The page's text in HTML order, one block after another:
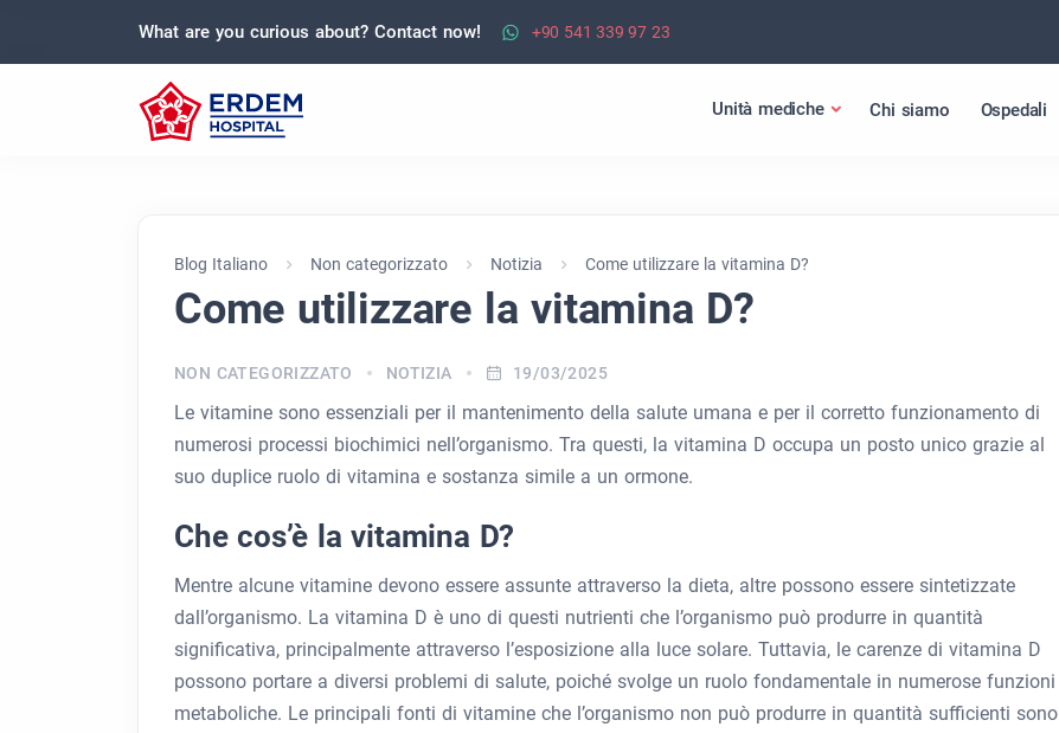
What are you curious about? Contact now! +90 541 339 97 23
Unità mediche Chi siamo Ospedali
Blog Italiano Non categorizzato Notizia Come utilizzare la vitamina D?
Come utilizzare la vitamina D?
NON CATEGORIZZATO NOTIZIA 19/03/2025
Le vitamine sono essenziali per il mantenimento della salute umana e per il corretto funzionamento di
numerosi processi biochimici nell’organismo. Tra questi, la vitamina D occupa un posto unico grazie al
suo duplice ruolo di vitamina e sostanza simile a un ormone.
Che cos’è la vitamina D?
Mentre alcune vitamine devono essere assunte attraverso la dieta, altre possono essere sintetizzate
dall’organismo. La vitamina D è uno di questi nutrienti che l’organismo può produrre in quantità
significativa, principalmente attraverso l’esposizione alla luce solare. Tuttavia, le carenze di vitamina D
possono portare a diversi problemi di salute, poiché svolge un ruolo fondamentale in numerose funzioni
metaboliche. Le principali fonti di vitamine che l’organismo non può produrre in quantità sufficienti sono